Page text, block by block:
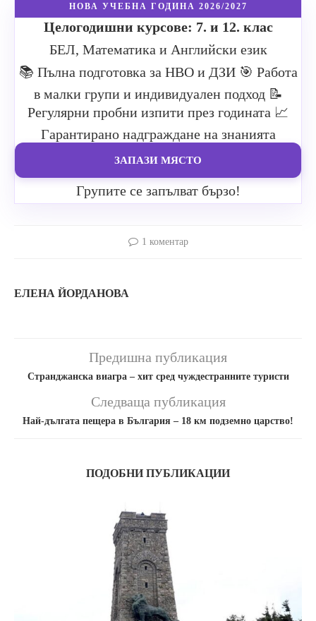
НОВА УЧЕБНА ГОДИНА 2026/2027
Целогодишни курсове: 7. и 12. клас
БЕЛ, Математика и Английски език
📚 Пълна подготовка за НВО и ДЗИ 🎯 Работа
в малки групи и индивидуален подход 📝
Регулярни пробни изпити през годината 📈
Гарантирано надграждане на знанията
ЗАПАЗИ МЯСТО
Групите се запълват бързо!
1 коментар
ЕЛЕНА ЙОРДАНОВА
Предишна публикация
Странджанска виагра – хит сред чуждестранните туристи
Следваща публикация
Най-дългата пещера в България – 18 км подземно царство!
ПОДОБНИ ПУБЛИКАЦИИ